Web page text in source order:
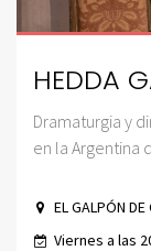
HEDDA
Dramaturgia y
en la Argentina
EL GALPÓN DE
Viernes a las